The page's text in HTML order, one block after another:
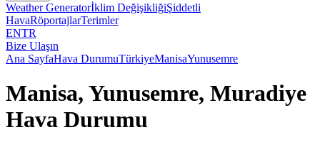
Weather Generatorİklim DeğişikliğiŞiddetli
HavaRöportajlarTerimler
ENTR
Bize Ulaşın
Ana SayfaHava DurumuTürkiyeManisaYunusemre
Manisa, Yunusemre, Muradiye
Hava Durumu